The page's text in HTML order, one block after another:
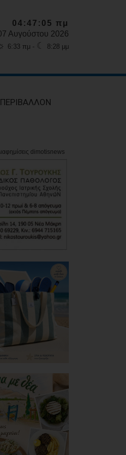
04:47:06 πμ
Αυγούστου 2026
6:33 πμ - ☾ 8:28 μμ
ΠΕΡΙΒΑΛΛΟΝ